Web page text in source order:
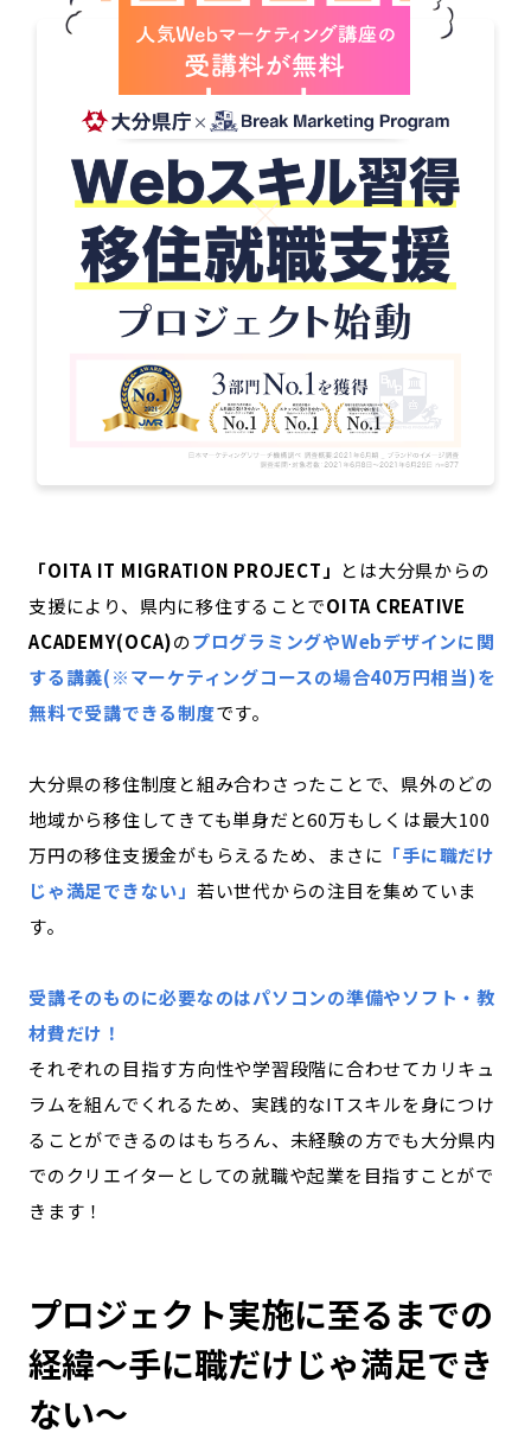
「OITA IT MIGRATION PROJECT」 とは大分県からの
支援により、県内に移住することでOITA CREATIVE
ACADEMY(OCA)のプログラミングやWebデザインに関
する講義(※マーケティングコースの場合40万円相当)を
無料で受講できる制度です。
大分県の移住制度と組み合わさったことで、県外のどの
地域から移住してきても単身だと60万もしくは最大100
万円の移住支援金がもらえるため、まさに 「手に職だけ
じゃ満足できない」 若い世代からの注目を集めていま
す。
受講そのものに必要なのはパソコンの準備やソフト・教
材費だけ！
それぞれの目指す方向性や学習段階に合わせてカリキュ
ラムを組んでくれるため、実践的なITスキルを身につけ
ることができるのはもちろん、未経験の方でも大分県内
でのクリエイターとしての就職や起業を目指すことがで
きます！
プロジェクト実施に至るまでの
経緯〜手に職だけじゃ満足でき
ない〜